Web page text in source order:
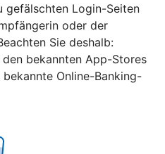
gefälschten Login-Seiten
oder der
Sie deshalb:
bekannten App-Stores
Online-Banking-